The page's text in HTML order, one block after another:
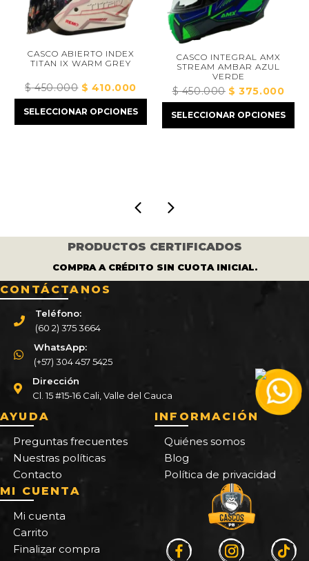
CASCO ABIERTO INDEX
TITAN IX WARM GREY
$450.000 El
precio
original
$ 410.000El
precio
actual
SELECCIONAR OPCIONES
CASCO INTEGRAL AMX
STREAM AMBAR AZUL
VERDE
$450.000 El
precio
original
$ 375.000El
SELECCIONAR OPCIONES
PRODUCTOS CERTIFICADOS
COMPRA A CRÉDITO SIN CUOTA INICIAL.
CONTÁCTANOS
Teléfono:
(60 2) 375 3664
WhatsApp:
(+57) 304 457 5425
Dirección
Cl. 15 #15-16 Cali, Valle del Cauca
AYUDA
Preguntas frecuentes
Nuestras políticas
Contacto
INFORMACIÓN
Quiénes somos
Blog
Política de privacidad
MI CUENTA
Mi cuenta
Carrito
Finalizar compra